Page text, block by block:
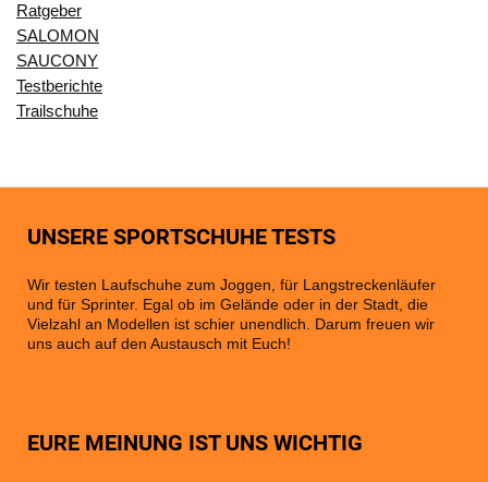
Ratgeber
SALOMON
SAUCONY
Testberichte
Trailschuhe
UNSERE SPORTSCHUHE TESTS
Wir testen Laufschuhe zum Joggen, für Langstreckenläufer
und für Sprinter. Egal ob im Gelände oder in der Stadt, die
Vielzahl an Modellen ist schier unendlich. Darum freuen wir
uns auch auf den Austausch mit Euch!
EURE MEINUNG IST UNS WICHTIG